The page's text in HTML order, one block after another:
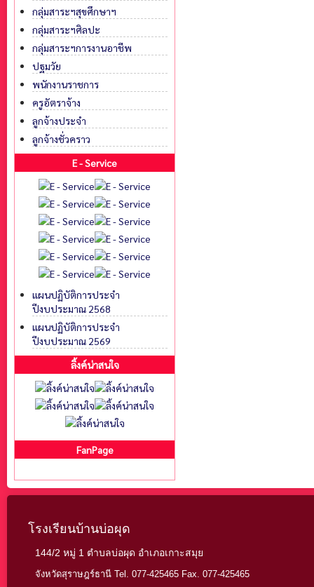
กลุ่มสาระฯสุขศึกษาฯ
กลุ่มสาระฯศิลปะ
กลุ่มสาระฯการงานอาชีพ
ปฐมวัย
พนักงานราชการ
ครูอัตราจ้าง
ลูกจ้างประจำ
ลูกจ้างชั่วคราว
E - Service
แผนปฏิบัติการประจำ
ปีงบประมาณ 2568
แผนปฏิบัติการประจำ
ปีงบประมาณ 2569
ลิ้งค์น่าสนใจ
FanPage
โรงเรียนบ้านบ่อผุด
144/2 หมู่ 1 ตำบลบ่อผุด อำเภอเกาะสมุย
จังหวัดสุราษฎร์ธานี Tel. 077-425465 Fax. 077-425465